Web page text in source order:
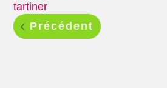
tartiner
Précédent